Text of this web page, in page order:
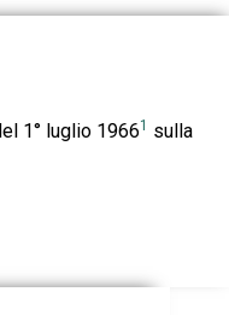
1° luglio 19661 sulla